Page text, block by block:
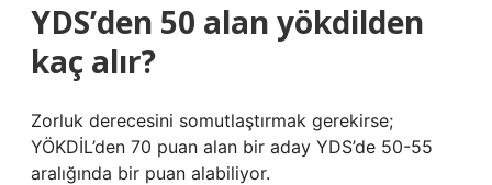
YDS’den 50 alan yökdilden
kaç alır?
Zorluk derecesini somutlaştırmak gerekirse;
YÖKDİL’den 70 puan alan bir aday YDS’de 50-55
aralığında bir puan alabiliyor.